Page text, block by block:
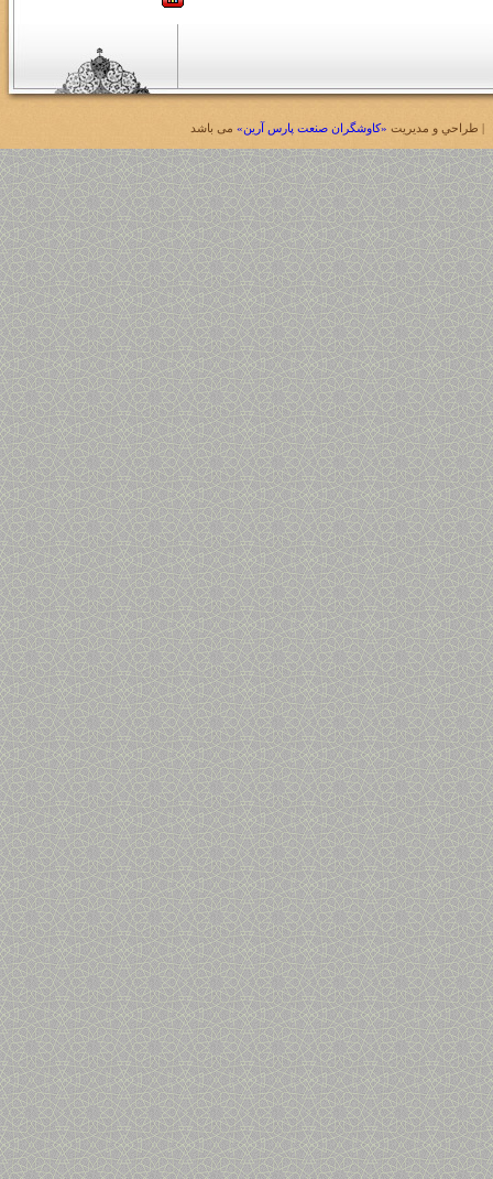
طراحي و مديريت «کاوشگران صنعت پارس آرین» می باشد